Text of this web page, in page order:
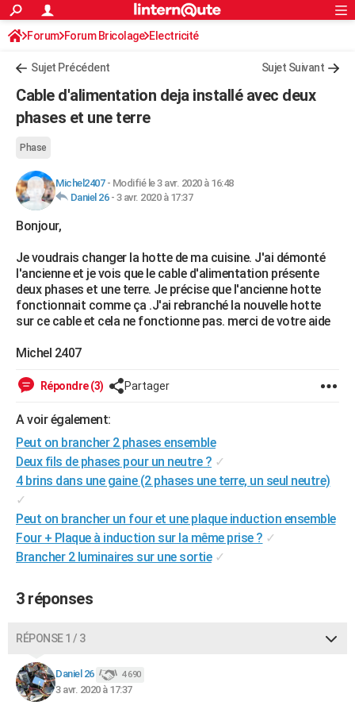
ACTUALITÉS
Politique
Société
Faits Divers
Education
Monde
Villes
+
Programme TV
Streaming
Cinéma
Sorties cinéma
Musique
FINANCE
Retraite
Impôts
Epargne
Immobilier
Risques naturels par ville
Banque
Assurance
Crédit
AUTO
Essais
Réserver un essai
Citadines
Berlines
SUV
Forum auto
HIGH-TECH
Mobiles
Meilleur smartphone
Internet
Ordinateurs
Jeux vidéo
Guide high-tech
BRICOLAGE
Guides de France
Escapades
Patrimoine
Expositions
Musées
Week-end nature
LIFESTYLE
Art de vivre
Bien-être
Loisirs
Mode
Modes de vie
SANTE
PHOTO
BONS PLANS
CARTE DE VOEUX
Carte de Noël
Carte Bonne année
Carte Saint-Valentin
Carte Pâques
Carte d'anniversaire
DICTIONNAIRE
Dictionnaire
Biographies
Citations
Expressions
Proverbes
PROGRAMME TV
S'inscrire
Se connecter
Lycées
Collèges
Primaires
Universités
Entreprises
Service militaire
Avis de recherche
AVIS DE DÉCÈS
FORUM
Bricolage
Lifestyle
Culture
Sport
Auto
Television
Voyage
Cinema
S'inscrire
Connexion
Forum Forum Bricolage Electricité
Sujet Précédent Sujet Suivant
Cable d'alimentation deja installé avec deux
phases et une terre
Phase
Michel2407- Modifié le 3 avr. 2020 à 16:48
Daniel 26- 3 avr. 2020 à 17:37
Bonjour,
Je voudrais changer la hotte de ma cuisine. J'ai démonté
l'ancienne et je vois que le cable d'alimentation présente
deux phases et une terre. Je précise que l'ancienne hotte
fonctionnait comme ça .J'ai rebranché la nouvelle hotte
sur ce cable et cela ne fonctionne pas. merci de votre aide
Michel 2407
Répondre (3) Partager
A voir également:
Peut on brancher 2 phases ensemble
Deux fils de phases pour un neutre ? ✓
4 brins dans une gaine (2 phases une terre, un seul neutre)
✓
Peut on brancher un four et une plaque induction ensemble
Four + Plaque à induction sur la même prise ? ✓
Brancher 2 luminaires sur une sortie ✓
3 réponses
RÉPONSE 1 / 3
Daniel 26 4 690
3 avr. 2020 à 17:37